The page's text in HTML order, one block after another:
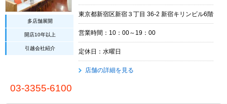
多店舗展開
開店10年以上
引越会社紹介
東京都新宿区新宿３丁目 36-2 新宿キリンビル6階
営業時間：10：00～19：00
定休日：水曜日
店舗の詳細を見る
03-3355-6100